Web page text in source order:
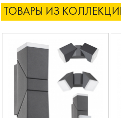
ТОВАРЫ ИЗ